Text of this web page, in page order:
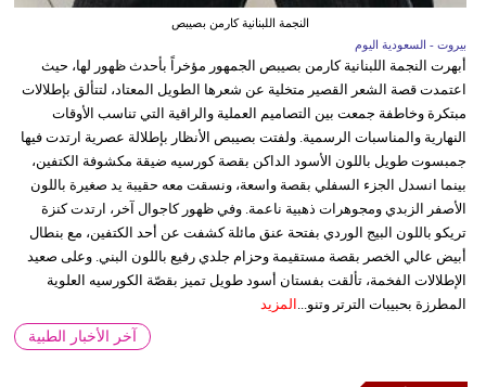
النجمة اللبنانية كارمن بصيبص
بيروت - السعودية اليوم
أبهرت النجمة اللبنانية كارمن بصيبص الجمهور مؤخراً بأحدث ظهور لها، حيث
اعتمدت قصة الشعر القصير متخلية عن شعرها الطويل المعتاد، لتتألق بإطلالات
مبتكرة وخاطفة جمعت بين التصاميم العملية والراقية التي تناسب الأوقات
النهارية والمناسبات الرسمية. ولفتت بصيبص الأنظار بإطلالة عصرية ارتدت فيها
جمبسوت طويل باللون الأسود الداكن بقصة كورسيه ضيقة مكشوفة الكتفين،
بينما انسدل الجزء السفلي بقصة واسعة، ونسقت معه حقيبة يد صغيرة باللون
الأصفر الزبدي ومجوهرات ذهبية ناعمة. وفي ظهور كاجوال آخر، ارتدت كنزة
تريكو باللون البيج الوردي بفتحة عنق مائلة كشفت عن أحد الكتفين، مع بنطال
أبيض عالي الخصر بقصة مستقيمة وحزام جلدي رفيع باللون البني. وعلى صعيد
الإطلالات الفخمة، تألقت بفستان أسود طويل تميز بقصّة الكورسيه العلوية
المطرزة بحبيبات الترتر وتنو...
المزيد
آخر الأخبار الطبية